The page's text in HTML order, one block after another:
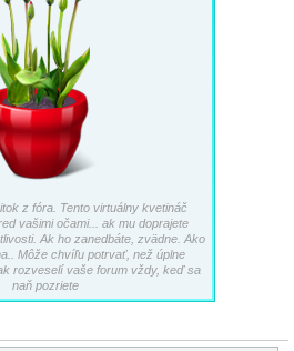
z fóra. Tento virtuálny kvetináč
vašimi očami... ak mu doprajete
Ak ho zanedbáte, zvädne. Ako
Môže chvíľu potrvať, než úplne
rozveselí vaše forum vždy, keď sa
naň pozriete